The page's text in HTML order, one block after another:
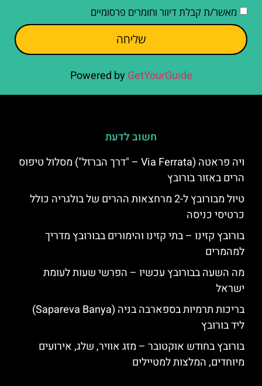
מאשר/ת קבלת דיוור וחומרים פרסומיים
שליחה
Powered by GetYourGuide
חשוב לדעת
ויה פראטה (Via Ferrata – "דרך הברזל") מסלול טיפוס
הרים באזור בורובץ
טיול מבורובץ ל-2 מרחצאות ההרים של בולגריה כולל
כרטיסי כניסה
בורובץ קזינו – בתי קזינו והימורים בבורובץ מדריך
למהמרים
מה השעה בבורובץ עכשיו – הפרשי שעות לעומת
ישראל
בריכות תרמיות בספארבה בניה (Sapareva Banya)
ליד בורובץ
בורובץ בחודש אוקטובר – מזג אוויר, שלג, אירועים
מיוחדים, המלצות למטיילים